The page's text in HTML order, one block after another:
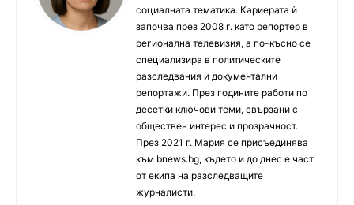
социалната тематика. Кариерата ѝ
започва през 2008 г. като репортер в
регионална телевизия, а по-късно се
специализира в политическите
разследвания и документални
репортажи. През годините работи по
десетки ключови теми, свързани с
обществен интерес и прозрачност.
През 2021 г. Мария се присъединява
към bnews.bg, където и до днес е част
от екипа на разследващите
журналисти.